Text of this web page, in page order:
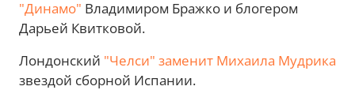
"Динамо" Владимиром Бражко и блогером
Дарьей Квитковой.
Лондонский "Челси" заменит Михаила Мудрика
звездой сборной Испании.